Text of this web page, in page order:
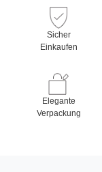
Sicher
Einkaufen
Elegante
Verpackung